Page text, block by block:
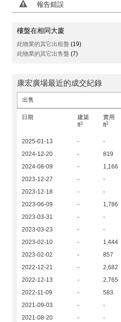
報告錯誤
樓盤在相同大廈
此物業的其它出租盤 (19)
此物業的其它出售盤 (7)
康宏廣場最近的成交紀錄
出售
日期
建築
ft2
實用
ft2
2025-01-13 - -
2024-12-20
- 819
2024-08-09
- 1,166
2023-12-27
- -
2023-12-18
- -
2023-06-09
- 1,786
2023-03-31
- -
2023-03-23
- -
2023-02-10
- 1,444
2023-02-02
- 857
2022-12-21
- 2,682
2022-12-13
- 2,765
2022-11-09
- 583
2021-09-03
- -
2021-08-20
- -